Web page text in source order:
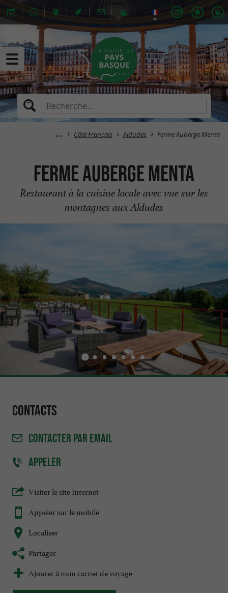
Côté Français Aldudes Ferme Auberge Menta
Ferme Auberge Menta
Restaurant à la cuisine locale avec vue sur les
montagnes aux Aldudes
Contacts
CONTACTER PAR EMAIL
APPELER
Visiter le site Internet
Appeler sur le mobile
Localiser
Partager
Ajouter à mon carnet de voyage